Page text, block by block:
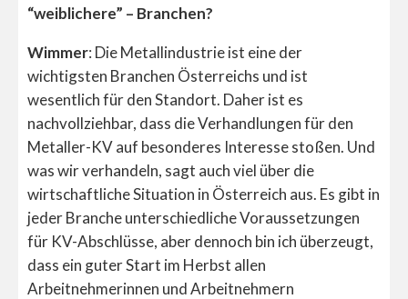
“weiblichere” – Branchen?
Wimmer: Die Metallindustrie ist eine der
wichtigsten Branchen Österreichs und ist
wesentlich für den Standort. Daher ist es
nachvollziehbar, dass die Verhandlungen für den
Metaller-KV auf besonderes Interesse stoßen. Und
was wir verhandeln, sagt auch viel über die
wirtschaftliche Situation in Österreich aus. Es gibt in
jeder Branche unterschiedliche Voraussetzungen
für KV-Abschlüsse, aber dennoch bin ich überzeugt,
dass ein guter Start im Herbst allen
Arbeitnehmerinnen und Arbeitnehmern